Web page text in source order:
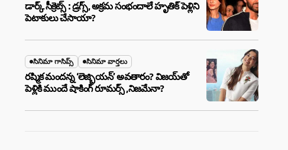
డార్క్ సీక్రెట్స్ : డ్రగ్స్, అక్రమ సంభందాలే హృతిక్ పెళ్లిని
పెటాకులు చేసాయా?
సినిమా గాసిప్స్ సినిమా వార్తలు
రష్మిక మందన్న ‘లెజ్బియన్’ అవతారం? విజయ్‌తో
పెళ్లికి ముందే షాకింగ్ రూమర్స్ ,నిజమేనా?